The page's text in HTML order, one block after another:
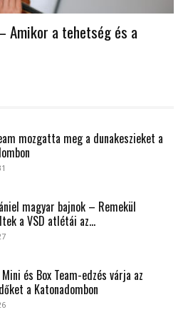
Amikor a tehetség és a
mozgatta meg a dunakeszieket a
magyar bajnok – Remekül
a VSD atlétái az...
és Box Team-edzés várja az
a Katonadombon